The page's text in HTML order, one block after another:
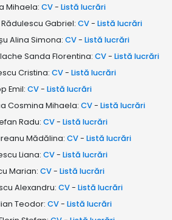
Mihaela: CV- Listă lucrări
Gabriel: CV- Listă lucrări
Alina Simona: CV- Listă lucrări
Sanda Florentina: CV- Listă lucrări
Cristina: CV- Listă lucrări
Emil: CV- Listă lucrări
Cosmina Mihaela: CV- Listă lucrări
Radu: CV- Listă lucrări
Mădălina: CV- Listă lucrări
Liana: CV- Listă lucrări
Marian: CV- Listă lucrări
Alexandru: CV- Listă lucrări
Teodor: CV- Listă lucrări